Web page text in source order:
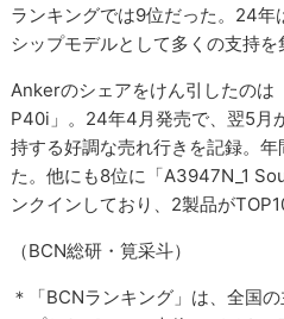
ランキングでは9位だった。24
シップモデルとして多くの支持を
Ankerのシェアをけん引したの
P40i」。24年4月発売で、翌5月
持する好調な売れ行きを記録。
た。他にも8位に「A3947N_1
ンクインしており、2製品が
（BCN総研・筧采斗）
＊「BCNランキング」は、全国